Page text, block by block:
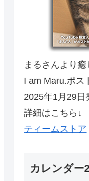
まるさんより癒
I am Maru.ポス
2025年1月29日
詳細はこちら↓
ティームストア
カレンダー